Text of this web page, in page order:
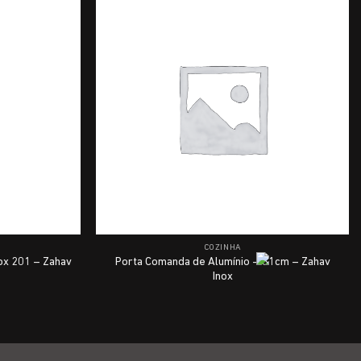
201 – Zahav
COZINHA
Porta Comanda de Alumínio – 61cm – Zahav
Inox